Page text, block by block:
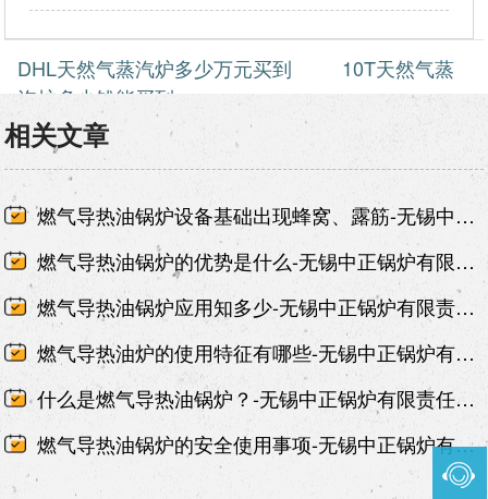
DHL天然气蒸汽炉多少万元买到
10T天然气蒸
汽炉多少钱能买到
相关文章
燃气导热油锅炉设备基础出现蜂窝、露筋-无锡中正锅炉有限责任公司
燃气导热油锅炉的优势是什么-无锡中正锅炉有限责任公司
燃气导热油锅炉应用知多少-无锡中正锅炉有限责任公司
燃气导热油炉的使用特征有哪些-无锡中正锅炉有限责任公司
什么是燃气导热油锅炉？-无锡中正锅炉有限责任公司
燃气导热油锅炉的安全使用事项-无锡中正锅炉有限责任公司